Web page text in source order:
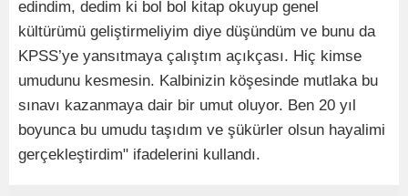
edindim, dedim ki bol bol kitap okuyup genel
kültürümü geliştirmeliyim diye düşündüm ve bunu da
KPSS’ye yansıtmaya çalıştım açıkçası. Hiç kimse
umudunu kesmesin. Kalbinizin köşesinde mutlaka bu
sınavı kazanmaya dair bir umut oluyor. Ben 20 yıl
boyunca bu umudu taşıdım ve şükürler olsun hayalimi
gerçekleştirdim" ifadelerini kullandı.